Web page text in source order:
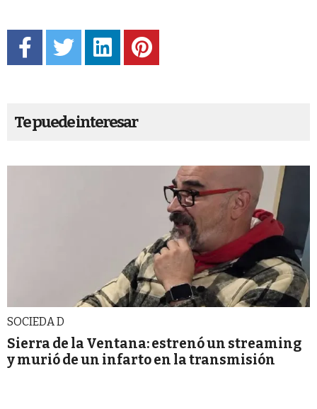
Te puede interesar
SOCIEDA D
Sierra de la Ventana: estrenó un streaming
y murió de un infarto en la transmisión